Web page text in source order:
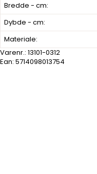
Bredde - cm:
Dybde - cm:
Materiale:
Varenr.: 13101-0312
Ean: 5714098013754